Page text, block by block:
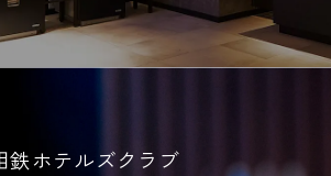
鉄ホテルズクラブ